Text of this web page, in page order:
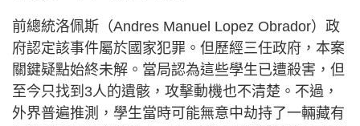
前總統洛佩斯（Andres Manuel Lopez Obrador）政
府認定該事件屬於國家犯罪。但歷經三任政府，本案
關鍵疑點始終未解。當局認為這些學生已遭殺害，但
至今只找到3人的遺骸，攻擊動機也不清楚。不過，
外界普遍推測，學生當時可能無意中劫持了一輛藏有